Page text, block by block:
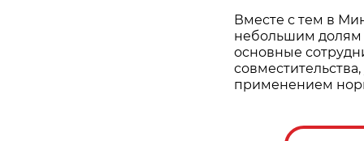
Вместе с тем в
небольшим долям
основные
применением норм